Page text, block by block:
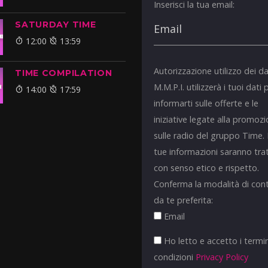
SATURDAY TIME
12:00 13:59
TIME COMPILATION
14:00 17:59
Inserisci la tua email:
Autorizzazione utilizzo dei
M.M.P.I. utilizzerà i tuoi dati
informarti sulle offerte e le
iniziative legate alla
sulle radio del gruppo Time.
tue informazioni saranno
con senso etico e rispetto.
Conferma la modalità di
da te preferita:
Email
Ho letto e accetto i
condizioni Privacy Policy